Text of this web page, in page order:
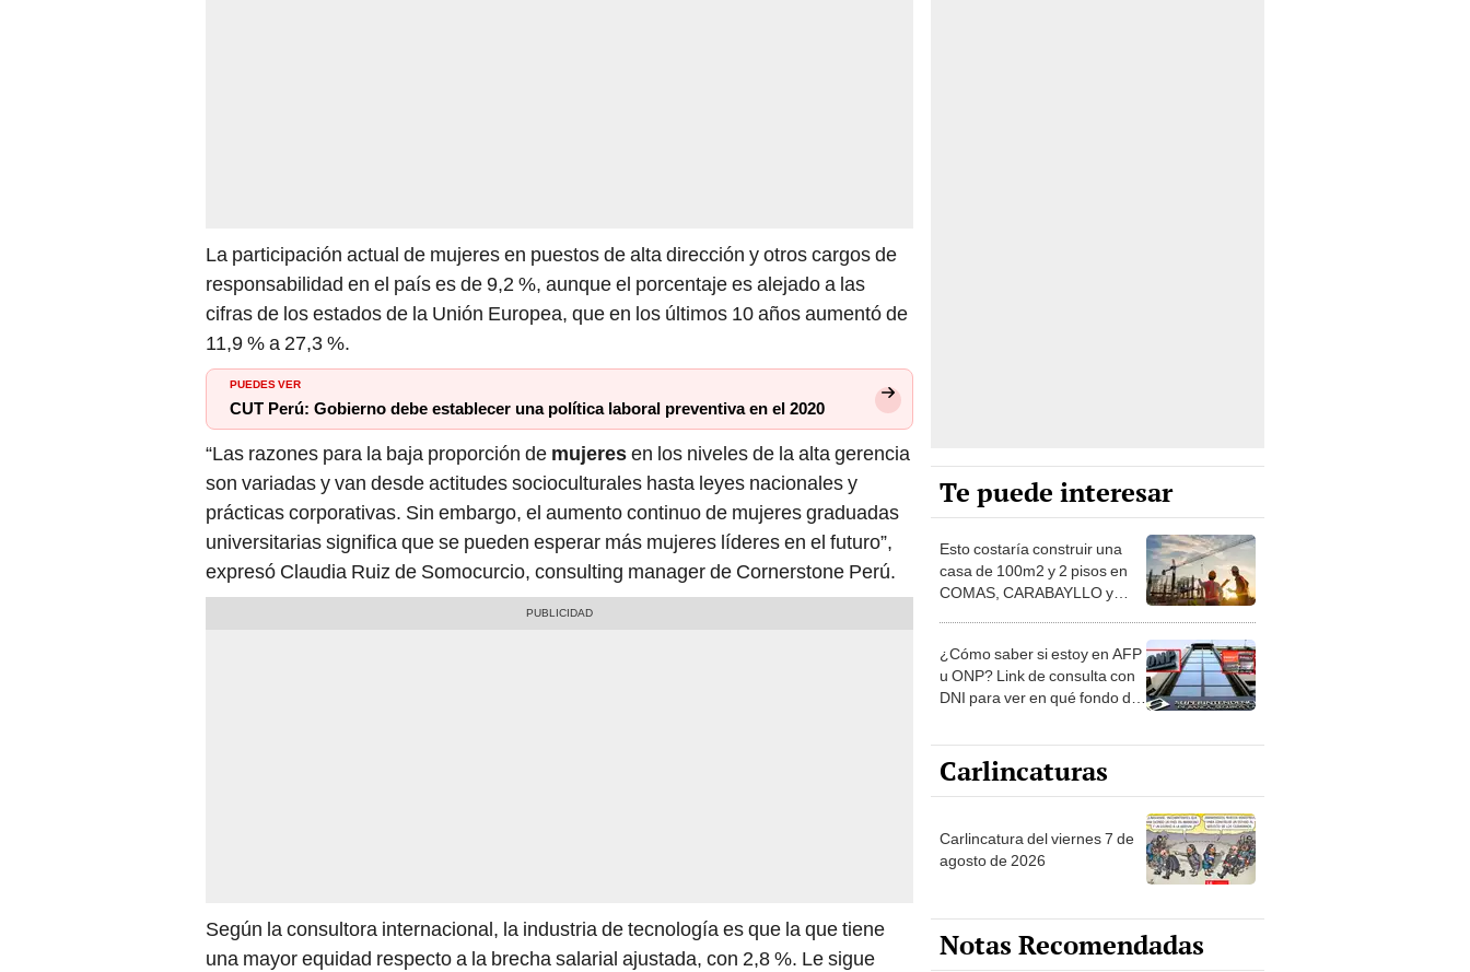
La participación actual de mujeres en puestos de alta dirección y otros cargos de
responsabilidad en el país es de 9,2 %, aunque el porcentaje es alejado a las
cifras de los estados de la Unión Europea, que en los últimos 10 años aumentó de
11,9 % a 27,3 %.
PUEDES VER
CUT Perú: Gobierno debe establecer una política laboral preventiva en el 2020
“Las razones para la baja proporción de mujeresen los niveles de la alta gerencia
son variadas y van desde actitudes socioculturales hasta leyes nacionales y
prácticas corporativas. Sin embargo, el aumento continuo de mujeres graduadas
universitarias significa que se pueden esperar más mujeres líderes en el futuro”,
expresó Claudia Ruiz de Somocurcio, consulting manager de Cornerstone Perú.
Según la consultora internacional, la industria de tecnología es que la que tiene
una mayor equidad respecto a la brecha salarial ajustada, con 2,8 %. Le sigue
Te puede interesar
Esto costaría construir una
casa de 100m2 y 2 pisos en
COMAS, CARABAYLLO y
¿Cómo saber si estoy en AFP
u ONP? Link de consulta con
DNI para ver en qué fondo de
Carlincaturas
Carlincatura del viernes 7 de
agosto de 2026
Notas Recomendadas